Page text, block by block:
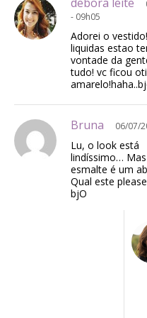
- 09h05
Adorei o
liquidas estao
vontade da
tudo! vc ficou
Bruna 06/07/
Lu, o look está
lindíssimo…
esmalte é um
Qual este
bjO